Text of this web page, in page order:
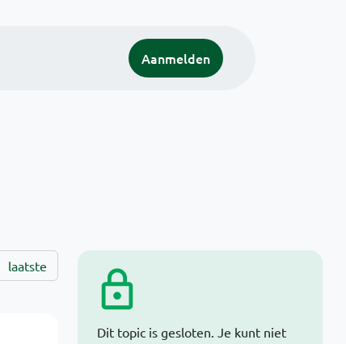
Aanmelden
Dit topic is gesloten. Je kunt niet
laatste